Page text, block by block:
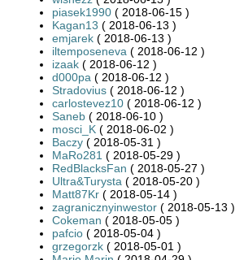
piasek1990 ( 2018-06-15 )
Kagan13 ( 2018-06-13 )
emjarek ( 2018-06-13 )
iltemposeneva ( 2018-06-12 )
izaak ( 2018-06-12 )
d000pa ( 2018-06-12 )
Stradovius ( 2018-06-12 )
carlostevez10 ( 2018-06-12 )
Saneb ( 2018-06-10 )
mosci_K ( 2018-06-02 )
Baczy ( 2018-05-31 )
MaRo281 ( 2018-05-29 )
RedBlacksFan ( 2018-05-27 )
Ultra&Turysta ( 2018-05-20 )
Matt87Kr ( 2018-05-14 )
zagranicznyinwestor ( 2018-05-13 )
Cokeman ( 2018-05-05 )
pafcio ( 2018-05-04 )
grzegorzk ( 2018-05-01 )